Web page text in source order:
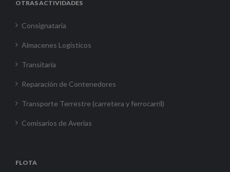
OTRAS ACTIVIDADES
Consignataria
Almacenes Logísticos
Transitaria
Reparación de Contenedores
Transporte Terrestre (carretera y ferrocarril)
Comisarios de Averías
FLOTA